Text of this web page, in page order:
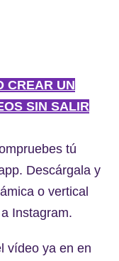
CREAR UN
SIN SALIR
tú
Descárgala y
o vertical
Instagram.
vídeo ya en en